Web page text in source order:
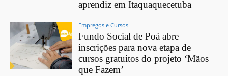
aprendiz em Itaquaquecetuba
Empregos e Cursos
Fundo Social de Poá abre
inscrições para nova etapa de
cursos gratuitos do projeto ‘Mãos
que Fazem’